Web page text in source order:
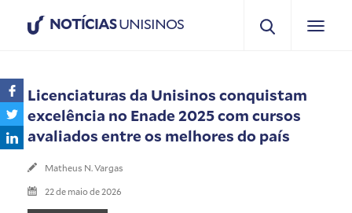
NOTÍCIASUNISINOS
Licenciaturas da Unisinos conquistam
excelência no Enade 2025 com cursos
avaliados entre os melhores do país
Matheus N. Vargas
22 de maio de 2026